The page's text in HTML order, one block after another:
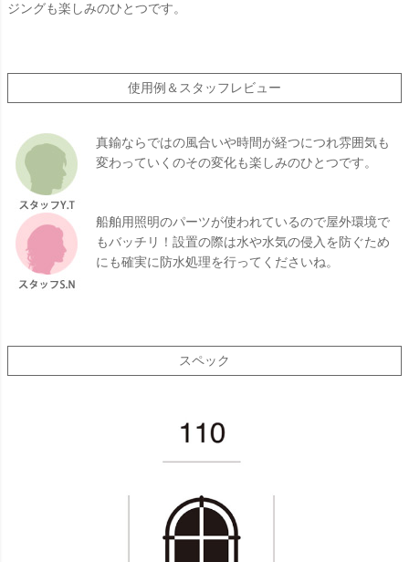
ジングも楽しみのひとつです。
使用例＆スタッフレビュー
真鍮ならではの風合いや時間が経つにつれ雰囲気も
変わっていくのその変化も楽しみのひとつです。
船舶用照明のパーツが使われているので屋外環境で
もバッチリ！設置の際は水や水気の侵入を防ぐため
にも確実に防水処理を行ってくださいね。
スペック